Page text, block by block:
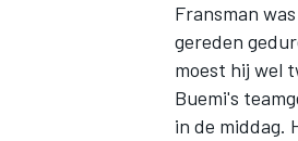
Fransman
gereden
moest hij wel
Buemi's
in de middag.